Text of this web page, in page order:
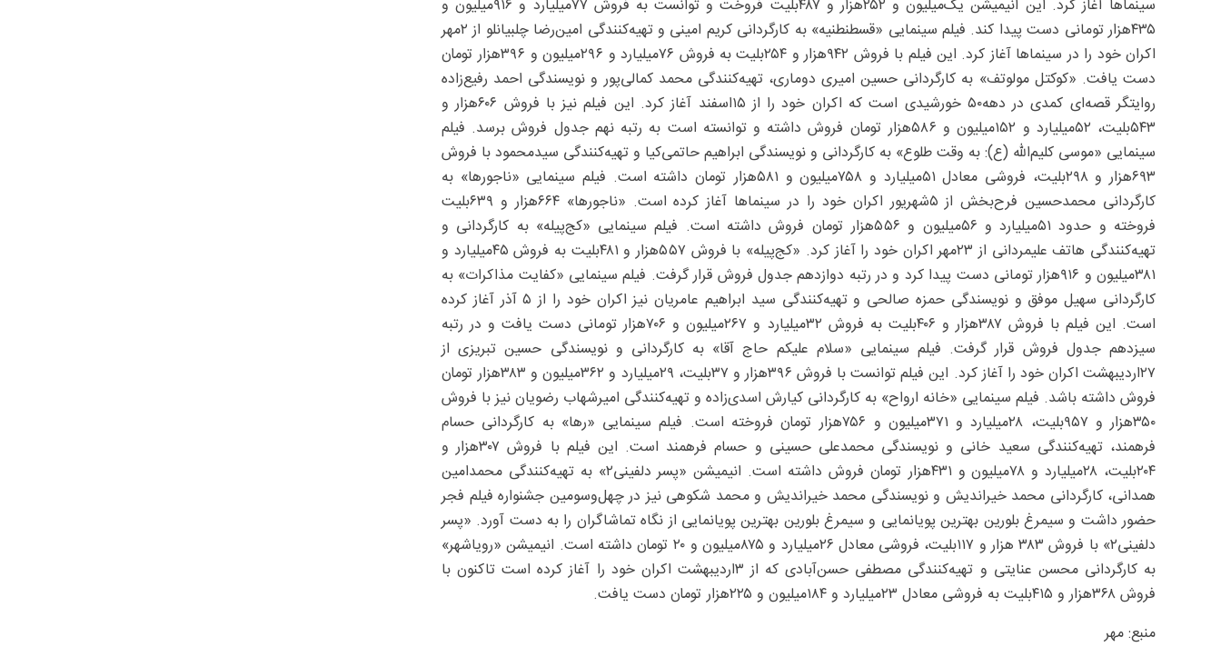
سینماها آغاز کرد. این انیمیشن یک‌میلیون و ۲۵۲هزار و ۴۸۷‌بلیت فروخت و توانست به فروش ۷۷‌میلیارد و ۹۱۶‌میلیون و
۴۳۵‌هزار تومانی دست پیدا کند. فیلم سینمایی «قسطنطنیه» به کارگردانی کریم امینی و تهیه‌کنندگی امین‌رضا چلبیانلو از ۲مهر
اکران خود را در سینماها آغاز کرد. این فیلم با فروش ۹۴۲‌هزار و ۲۵۴‌بلیت به فروش ۷۶میلیارد و ۲۹۶‌میلیون و ۳۹۶‌هزار تومان
دست یافت. «کوکتل مولوتف» به کارگردانی حسین امیری دوماری، تهیه‌کنندگی محمد کمالی‌پور و نویسندگی احمد رفیع‌زاده
روایتگر قصه‌ای کمدی در دهه۵۰ خورشیدی است که اکران خود را از ۱۵اسفند آغاز کرد. این فیلم نیز با فروش ۶۰۶‌هزار و
۵۴۳‌بلیت، ۵۲میلیارد و ۱۵۲‌میلیون و ۵۸۶‌هزار تومان فروش داشته و توانسته است به رتبه نهم جدول فروش برسد. فیلم
سینمایی «موسی کلیم‌الله (ع): به وقت طلوع» به کارگردانی و نویسندگی ابراهیم حاتمی‌کیا و تهیه‌کنندگی سیدمحمود با فروش
۶۹۳هزار و ۲۹۸‌بلیت، فروشی معادل ۵۱میلیارد و ۷۵۸میلیون و ۵۸۱‌هزار تومان داشته است. فیلم سینمایی «ناجورها» به
کارگردانی محمدحسین فرح‌بخش از ۵شهریور اکران خود را در سینماها آغاز کرده است. «ناجورها» ۶۶۴‌هزار و ۶۳۹‌بلیت
فروخته و حدود ۵۱‌میلیارد و ۵۶‌میلیون و ۵۵۶‌هزار تومان فروش داشته است. فیلم سینمایی «کج‌پیله» به کارگردانی و
تهیه‌کنندگی هاتف علیمردانی از ۲۳مهر اکران خود را آغاز کرد. «کج‌پیله» با فروش ۵۵۷هزار و ۴۸۱‌بلیت به فروش ۴۵میلیارد و
۳۸۱میلیون و ۹۱۶‌هزار تومانی دست پیدا کرد و در رتبه دوازدهم جدول فروش قرار گرفت. فیلم سینمایی «کفایت مذاکرات» به
کارگردانی سهیل موفق و نویسندگی حمزه صالحی و تهیه‌کنندگی سید ابراهیم عامریان نیز اکران خود را از ۵ آذر آغاز کرده
است. این فیلم با فروش ۳۸۷‌هزار و ۴۰۶‌بلیت به فروش ۳۲‌میلیارد و ۲۶۷‌میلیون و ۷۰۶‌هزار تومانی دست یافت و در رتبه
سیزدهم جدول فروش قرار گرفت. فیلم سینمایی «سلام علیکم حاج آقا» به کارگردانی و نویسندگی حسین تبریزی از
۲۷اردیبهشت اکران خود را آغاز کرد. این فیلم توانست با فروش ۳۹۶‌هزار و ۳۷‌بلیت، ۲۹‌میلیارد و ۳۶۲‌میلیون و ۳۸۳‌هزار تومان
فروش داشته باشد. فیلم سینمایی «خانه ارواح» به کارگردانی کیارش اسدی‌زاده و تهیه‌کنندگی امیرشهاب رضویان نیز با فروش
۳۵۰‌هزار و ۹۵۷بلیت، ۲۸‌میلیارد و ۳۷۱‌میلیون و ۷۵۶‌هزار تومان فروخته است. فیلم سینمایی «رها» به کارگردانی حسام
فرهمند، تهیه‌کنندگی سعید خانی و نویسندگی محمدعلی حسینی و حسام فرهمند است. این فیلم با فروش ۳۰۷‌هزار و
۲۰۴‌بلیت، ۲۸میلیارد و ۷۸‌میلیون و ۴۳۱‌هزار تومان فروش داشته است. انیمیشن «پسر دلفینی۲» به تهیه‌کنندگی محمدامین
همدانی، کارگردانی محمد خیراندیش و نویسندگی محمد خیراندیش و محمد شکوهی نیز در چهل‌وسومین جشنواره فیلم فجر
حضور داشت و سیمرغ بلورین بهترین پویانمایی و سیمرغ بلورین بهترین پویانمایی از نگاه تماشاگران را به دست آورد. «پسر
دلفینی۲» با فروش ۳۸۳ هزار و ۱۱۷‌بلیت، فروشی معادل ۲۶‌میلیارد و ۸۷۵میلیون و ۲۰ تومان داشته است. انیمیشن «رویاشهر»
به کارگردانی محسن عنایتی و تهیه‌کنندگی مصطفی حسن‌آبادی که از ۳اردیبهشت اکران خود را آغاز کرده است تاکنون با
فروش ۳۶۸‌هزار و ۴۱۵‌بلیت به فروشی معادل ۲۳‌میلیارد و ۱۸۴‌میلیون و ۲۲۵‌هزار تومان دست یافت.
منبع: مهر